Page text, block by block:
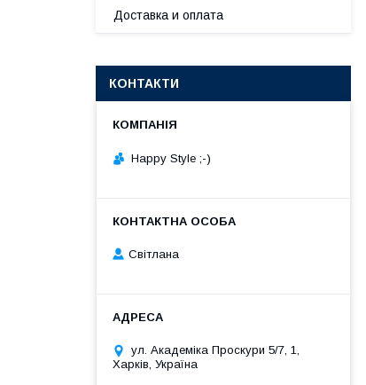
Доставка и оплата
КОНТАКТИ
Happy Style ;-)
Cвітлана
ул. Академіка Проскури 5/7, 1,
Харків, Україна